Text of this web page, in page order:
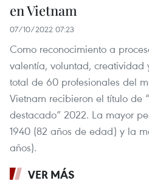
en Vietnam
07/10/2022 07:23
Como reconocimiento a
valentía, voluntad, creatividad
total de 60 profesionales del
Vietnam recibieron el título de
destacado” 2022. La mayor
1940 (82 años de edad) y la
años).
VER MÁS